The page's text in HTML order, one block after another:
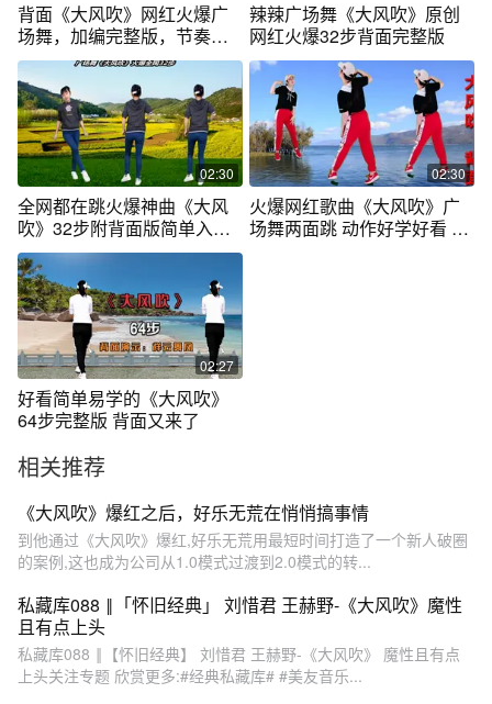
背面《大风吹》网红火爆广
场舞，加编完整版，节奏超
强时下流行
辣辣广场舞《大风吹》原创
网红火爆32步背面完整版
02:30
全网都在跳火爆神曲《大风
吹》32步附背面版简单入门
好看
02:30
火爆网红歌曲《大风吹》广
场舞两面跳 动作好学好看 歌
02:27
好看简单易学的《大风吹》
64步完整版 背面又来了
相关推荐
《大风吹》爆红之后，好乐无荒在悄悄搞事情
到他通过《大风吹》爆红,好乐无荒用最短时间打造了一个新人破圈
的案例,这也成为公司从1.0模式过渡到2.0模式的转...
私藏库088 ‖「怀旧经典」 刘惜君 王赫野-《大风吹》魔性
且有点上头
私藏库088 ‖【怀旧经典】 刘惜君 王赫野-《大风吹》 魔性且有点
上头关注专题 欣赏更多:#经典私藏库# #美友音乐...